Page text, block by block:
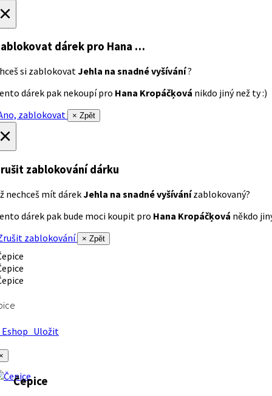
dárek pro Hana …
si zablokovatJehla na snadné vyšívání?
dárek pak nekoupí pro Hana Kropáčķová nikdo jiný než ty :)
zablokovat
× Zpět
zablokování dárku
nechceš mít dárekJehla na snadné vyšívánízablokovaný?
dárek pak bude moci koupit pro Hana Kropáčķová někdo
zablokování
× Zpět
Uložit
Čepice